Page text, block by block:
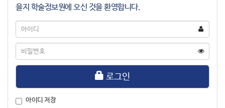
을지 학술정보원에 오신 것을 환영합니다.
아
디
비
번
로그인
아이디 저장